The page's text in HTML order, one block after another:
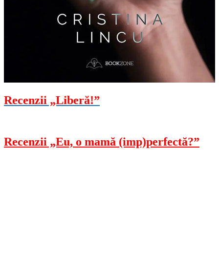
Recenzii „Liberă!”
Recenzii „Eu, o mamă (imp)perfectă?”